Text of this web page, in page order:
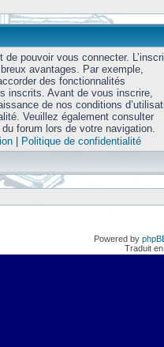
pouvoir vous connecter.
avantages. Par exemple,
des fonctionnalités
inscrits. Avant de vous inscrire,
de nos conditions
Veuillez également consulter
forum lors de votre navigation.
| Politique de confidentialité
Powered by
Traduit